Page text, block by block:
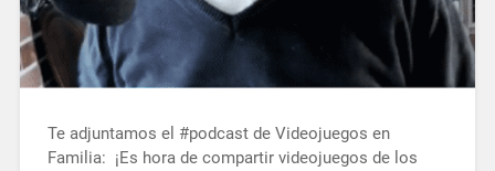
Te adjuntamos el #podcast de Videojuegos en
Familia: ¡Es hora de compartir videojuegos de los